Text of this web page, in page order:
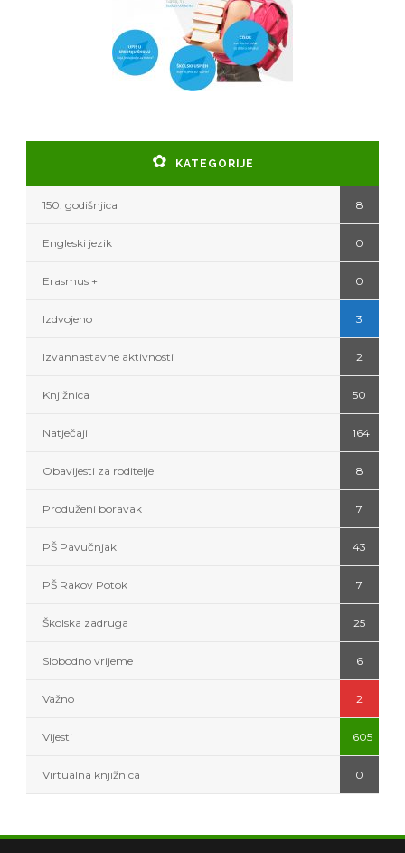
KATEGORIJE
150. godišnjica 8
Engleski jezik 0
Erasmus + 0
Izdvojeno 3
Izvannastavne aktivnosti 2
Knjižnica 50
Natječaji 164
Obavijesti za roditelje 8
Produženi boravak 7
PŠ Pavučnjak 43
PŠ Rakov Potok 7
Školska zadruga 25
Slobodno vrijeme 6
Važno 2
Vijesti 605
Virtualna knjižnica 0